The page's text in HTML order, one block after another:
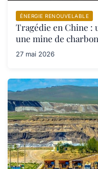
ÉNERGIE RENOUVELABLE
Tragédie en Chine :
une mine de
27 mai 2026